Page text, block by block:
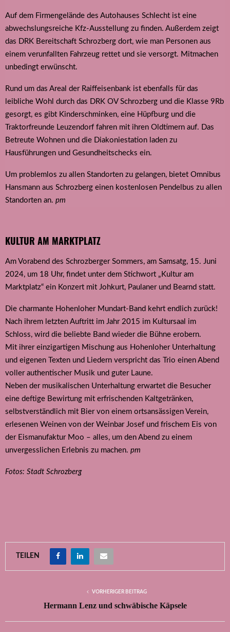
Auf dem Firmengelände des Autohauses Schlecht ist eine
abwechslungsreiche Kfz-Ausstellung zu finden. Außerdem zeigt
das DRK Bereitschaft Schrozberg dort, wie man Personen aus
einem verunfallten Fahrzeug rettet und sie versorgt. Mitmachen
unbedingt erwünscht.
Rund um das Areal der Raiffeisenbank ist ebenfalls für das
leibliche Wohl durch das DRK OV Schrozberg und die Klasse 9Rb
gesorgt, es gibt Kinderschminken, eine Hüpfburg und die
Traktorfreunde Leuzendorf fahren mit ihren Oldtimern auf. Das
Betreute Wohnen und die Diakoniestation laden zu
Hausführungen und Gesundheitschecks ein.
Um problemlos zu allen Standorten zu gelangen, bietet Omnibus
Hansmann aus Schrozberg einen kostenlosen Pendelbus zu allen
Standorten an. pm
KULTUR AM MARKTPLATZ
Am Vorabend des Schrozberger Sommers, am Samsatg, 15. Juni
2024, um 18 Uhr, findet unter dem Stichwort „Kultur am
Marktplatz“ ein Konzert mit Johkurt, Paulaner und Bearnd statt.
Die charmante Hohenloher Mundart-Band kehrt endlich zurück!
Nach ihrem letzten Auftritt im Jahr 2015 im Kultur­saal im
Schloss, wird die beliebte Band wieder die Bühne erobern.
Mit ihrer einzigartigen Mischung aus Hohenloher Unterhaltung
und eigenen Texten und Liedern verspricht das Trio einen Abend
voller authentischer Musik und guter Laune.
Neben der musikalischen Unterhaltung erwartet die Besucher
eine deftige Bewirtung mit erfrischenden Kaltgetränken,
selbstverständlich mit Bier von einem ortsansässigen Verein,
erlesenen Weinen von der Weinbar Josef und frischem Eis von
der Eismanufaktur Moo – alles, um den Abend zu einem
unvergesslichen Erlebnis zu machen. pm
Fotos: Stadt Schrozberg
TEILEN
VORHERIGER BEITRAG
Hermann Lenz und schwäbische Käpsele